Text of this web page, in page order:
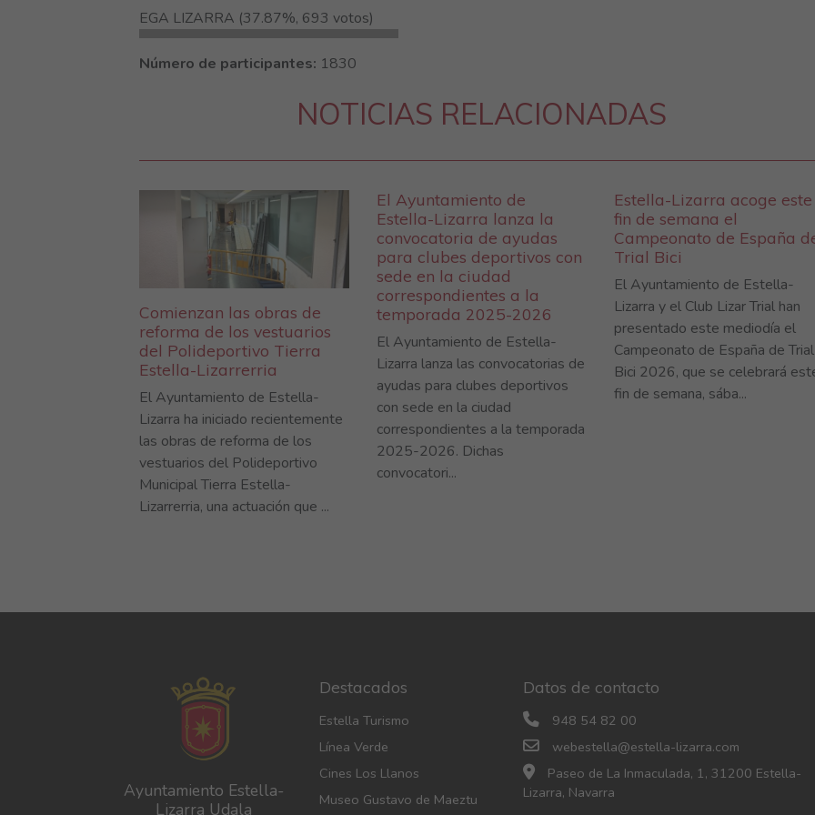
EGA LIZARRA (37.87%, 693 votos)
Número de participantes: 1830
NOTICIAS RELACIONADAS
Comienzan las obras de
reforma de los vestuarios
del Polideportivo Tierra
Estella-Lizarrerria
El Ayuntamiento de Estella-
Lizarra ha iniciado recientemente
las obras de reforma de los
vestuarios del Polideportivo
Municipal Tierra Estella-
Lizarrerria, una actuación que ...
El Ayuntamiento de
Estella-Lizarra lanza la
convocatoria de ayudas
para clubes deportivos con
sede en la ciudad
correspondientes a la
temporada 2025-2026
El Ayuntamiento de Estella-
Lizarra lanza las convocatorias de
ayudas para clubes deportivos
con sede en la ciudad
correspondientes a la temporada
2025-2026. Dichas
convocatori...
Estella-Lizarra acoge este
fin de semana el
Campeonato de España
Trial Bici
El Ayuntamiento de Estella-
Lizarra y el Club Lizar Trial han
presentado este mediodía el
Campeonato de España de Trial
Bici 2026, que se celebrará
fin de semana, sába...
Ayuntamiento Estella-
Lizarra Udala
Destacados
Estella Turismo
Línea Verde
Cines Los Llanos
Museo Gustavo de Maeztu
Datos de contacto
948 54 82 00
webestella@estella-lizarra.com
Paseo de La Inmaculada, 1, 31200 Estella-
Lizarra, Navarra